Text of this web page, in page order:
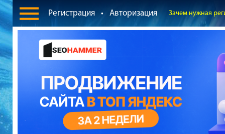
Регистрация • Авторизация Зачем нужная